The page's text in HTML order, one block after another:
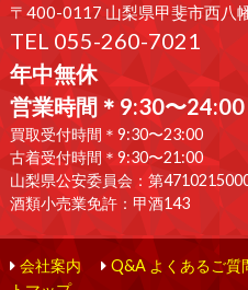
〒400-0117 山梨県甲斐市西八
TEL 055-260-7021
年中無休
営業時間＊9:30〜24:00
買取受付時間＊9:30〜23:00
古着受付時間＊9:30〜21:00
山梨県公安委員会：第
酒類小売業免許：甲酒143
会社案内 Q&A よくあるご質